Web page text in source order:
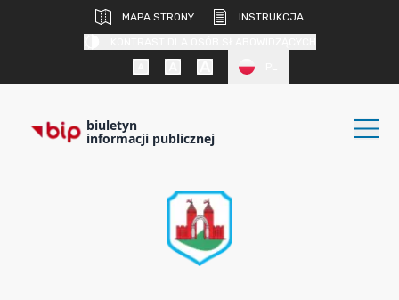
MAPA STRONY
INSTRUKCJA
biuletyn
informacji publicznej